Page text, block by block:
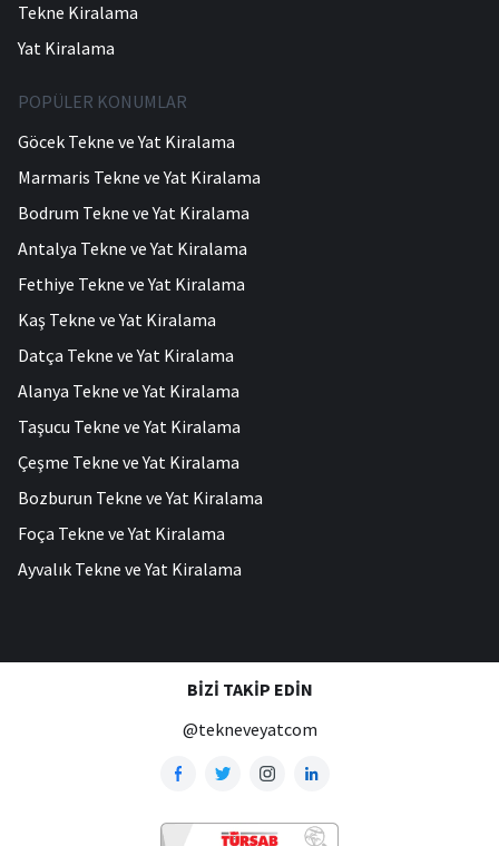
Tekne Kiralama
Yat Kiralama
POPÜLER KONUMLAR
Göcek Tekne ve Yat Kiralama
Marmaris Tekne ve Yat Kiralama
Bodrum Tekne ve Yat Kiralama
Antalya Tekne ve Yat Kiralama
Fethiye Tekne ve Yat Kiralama
Kaş Tekne ve Yat Kiralama
Datça Tekne ve Yat Kiralama
Alanya Tekne ve Yat Kiralama
Taşucu Tekne ve Yat Kiralama
Çeşme Tekne ve Yat Kiralama
Bozburun Tekne ve Yat Kiralama
Foça Tekne ve Yat Kiralama
Ayvalık Tekne ve Yat Kiralama
BIZI TAKIP EDIN
@tekneveyatcom